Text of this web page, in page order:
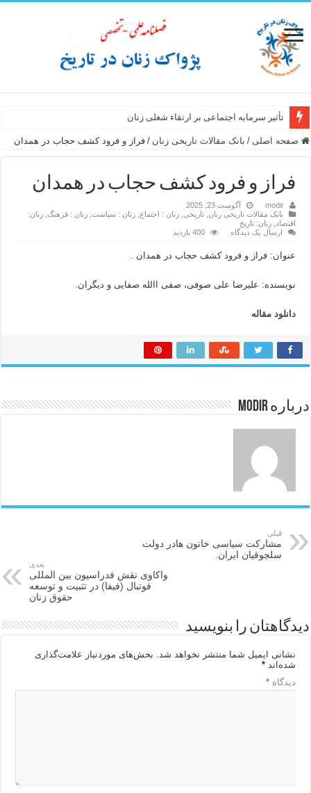
تأثیر سرمایه اجتماعی بر ارتقاء شغلی زنان
صفحه اصلی / بانک مقالات تاریخی زنان / فراز و فرود کشف حجاب در همدان
فراز و فرود کشف حجاب در همدان
modir
آگوست 23, 2025
بانک مقالات تاریخی زنان ,تاریخی ,زنان : اجتماع ,زنان : سیاست ,زنان : فرهنگ ,زنان:
اقتصاد
,زنان: تاریخ
ارسال یک دیدگاه
400 بازدید
عنوان: فراز و فرود کشف حجاب در همدان .
نویسنده: علیرضا علی صوفی، صفی االله صفایی و دیگران.
دانلود مقاله
درباره modir
قبلی
مشارکت سیاسی خاتون هادر دولت
سلجوقیان ایران.
بعدی
واکاوی نقش فدراسیون بین‏ المللی
فوتبال (فیفا) در تثبیت و توسعه
حقوق زنان
دیدگاهتان را بنویسید
نشانی ایمیل شما منتشر نخواهد شد.
بخش‌های موردنیاز علامت‌گذاری
شده‌اند*
دیدگاه*